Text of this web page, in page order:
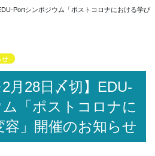
Portシンポジウム「ポストコロナにおける学び
せ
「ポストコロナに
」開催のお知らせ